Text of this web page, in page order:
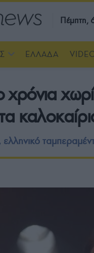
ΕΛΛΑΔΑ
ελληνικό